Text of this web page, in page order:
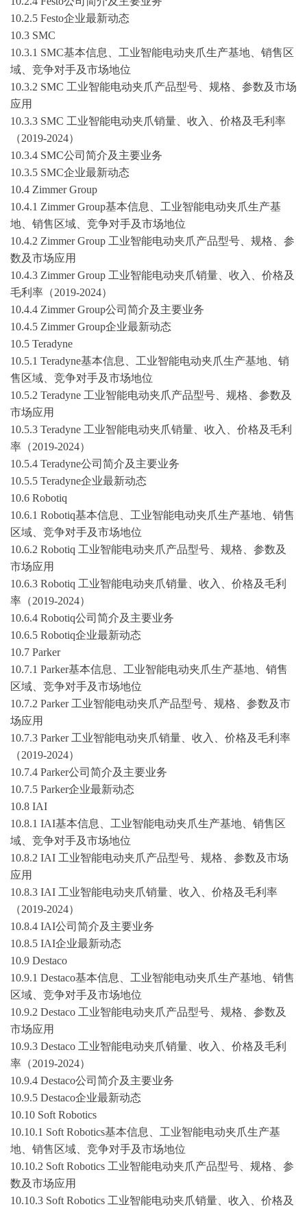
10.2.5 Festo企业最新动态
10.3 SMC
10.3.1 SMC基本信息、工业智能电动夹爪生产基地、销售区
域、竞争对手及市场地位
10.3.2 SMC 工业智能电动夹爪产品型号、规格、参数及市场
应用
10.3.3 SMC 工业智能电动夹爪销量、收入、价格及毛利率
（2019-2024）
10.3.4 SMC公司简介及主要业务
10.3.5 SMC企业最新动态
10.4 Zimmer Group
10.4.1 Zimmer Group基本信息、工业智能电动夹爪生产基
地、销售区域、竞争对手及市场地位
10.4.2 Zimmer Group 工业智能电动夹爪产品型号、规格、参
数及市场应用
10.4.3 Zimmer Group 工业智能电动夹爪销量、收入、价格及
毛利率（2019-2024）
10.4.4 Zimmer Group公司简介及主要业务
10.4.5 Zimmer Group企业最新动态
10.5 Teradyne
10.5.1 Teradyne基本信息、工业智能电动夹爪生产基地、销
售区域、竞争对手及市场地位
10.5.2 Teradyne 工业智能电动夹爪产品型号、规格、参数及
市场应用
10.5.3 Teradyne 工业智能电动夹爪销量、收入、价格及毛利
率（2019-2024）
10.5.4 Teradyne公司简介及主要业务
10.5.5 Teradyne企业最新动态
10.6 Robotiq
10.6.1 Robotiq基本信息、工业智能电动夹爪生产基地、销售
区域、竞争对手及市场地位
10.6.2 Robotiq 工业智能电动夹爪产品型号、规格、参数及
市场应用
10.6.3 Robotiq 工业智能电动夹爪销量、收入、价格及毛利
率（2019-2024）
10.6.4 Robotiq公司简介及主要业务
10.6.5 Robotiq企业最新动态
10.7 Parker
10.7.1 Parker基本信息、工业智能电动夹爪生产基地、销售
区域、竞争对手及市场地位
10.7.2 Parker 工业智能电动夹爪产品型号、规格、参数及市
场应用
10.7.3 Parker 工业智能电动夹爪销量、收入、价格及毛利率
（2019-2024）
10.7.4 Parker公司简介及主要业务
10.7.5 Parker企业最新动态
10.8 IAI
10.8.1 IAI基本信息、工业智能电动夹爪生产基地、销售区
域、竞争对手及市场地位
10.8.2 IAI 工业智能电动夹爪产品型号、规格、参数及市场
应用
10.8.3 IAI 工业智能电动夹爪销量、收入、价格及毛利率
（2019-2024）
10.8.4 IAI公司简介及主要业务
10.8.5 IAI企业最新动态
10.9 Destaco
10.9.1 Destaco基本信息、工业智能电动夹爪生产基地、销售
区域、竞争对手及市场地位
10.9.2 Destaco 工业智能电动夹爪产品型号、规格、参数及
市场应用
10.9.3 Destaco 工业智能电动夹爪销量、收入、价格及毛利
率（2019-2024）
10.9.4 Destaco公司简介及主要业务
10.9.5 Destaco企业最新动态
10.10 Soft Robotics
10.10.1 Soft Robotics基本信息、工业智能电动夹爪生产基
地、销售区域、竞争对手及市场地位
10.10.2 Soft Robotics 工业智能电动夹爪产品型号、规格、参
数及市场应用
10.10.3 Soft Robotics 工业智能电动夹爪销量、收入、价格及